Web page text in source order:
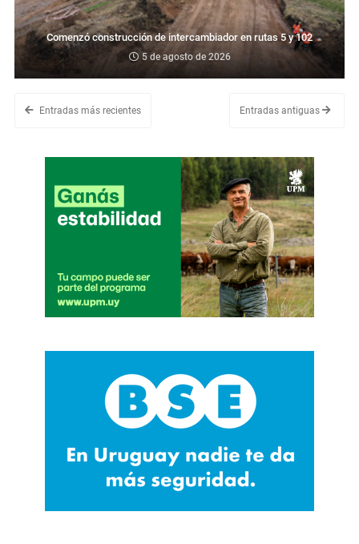
Comenzó construcción de intercambiador en rutas 5 y 102
5 de agosto de 2026
Entradas más recientes Entradas antiguas